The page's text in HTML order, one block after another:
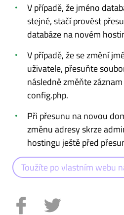
V případě, že jméno
stejné, stačí provést
databáze na novém
V případě, že se změní
uživatele, přesuňte
následně změňte
config.php.
Při přesunu na novou
změnu adresy skrze
hostingu ještě před
Toužíte po vlastním webu